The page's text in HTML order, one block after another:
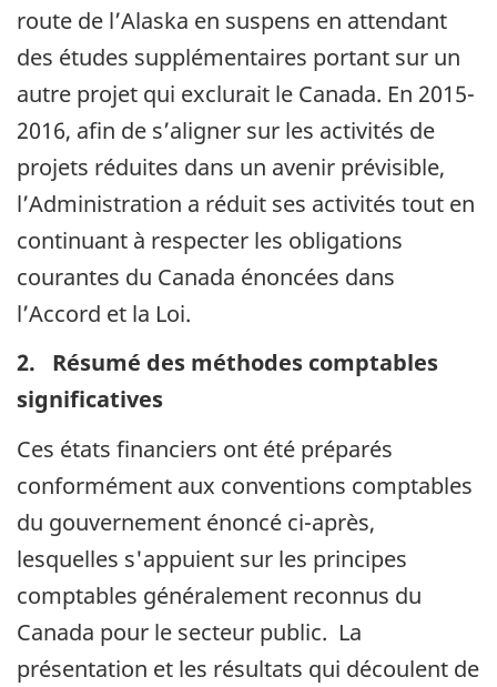
route de l’Alaska en suspens en attendant
des études supplémentaires portant sur un
autre projet qui exclurait le Canada. En 2015-
2016, afin de s’aligner sur les activités de
projets réduites dans un avenir prévisible,
l’Administration a réduit ses activités tout en
continuant à respecter les obligations
courantes du Canada énoncées dans
l’Accord et la Loi.
2. Résumé des méthodes comptables
significatives
Ces états financiers ont été préparés
conformément aux conventions comptables
du gouvernement énoncé ci-après,
lesquelles s'appuient sur les principes
comptables généralement reconnus du
Canada pour le secteur public. La
présentation et les résultats qui découlent de